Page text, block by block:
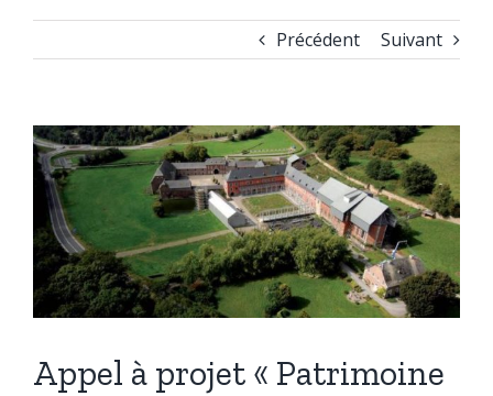
Précédent Suivant
Voir
l'image
agrandie
Appel à projet « Patrimoine